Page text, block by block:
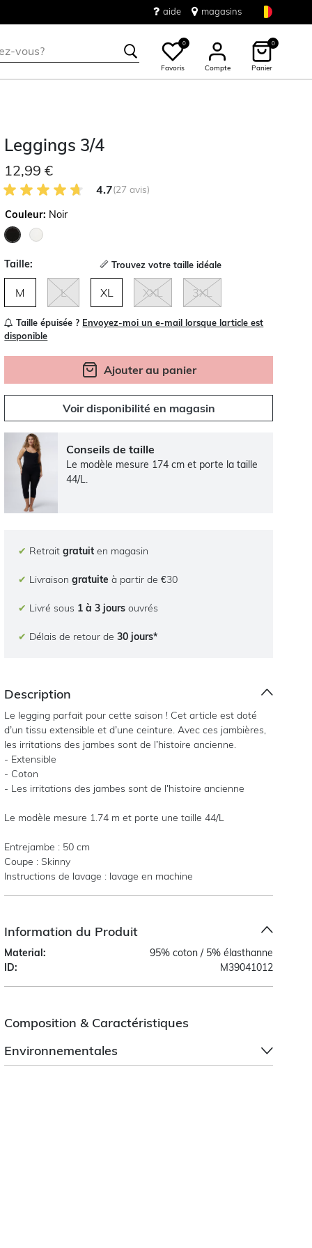
aide magasins
0
Favoris Compte
0
Panier
Leggings 3/4
12,99 €
4.7 sur 5 avis des clients
4.7(27 avis)
Couleur: Noir
Taille: Trouvez votre taille idéale
M L XL XXL 3XL
Taille épuisée ? Envoyez-moi un e-mail lorsque larticle est
disponible
Ajouter au panier
Voir disponibilité en magasin
Conseils de taille
Le modèle mesure 174 cm et porte la taille
44/L.
✔ Retraitgratuit en magasin
✔ Livraisongratuite à partir de €30
✔ Livré sous 1 à 3 jours ouvrés
✔ Délais de retour de30 jours*
Description
Le legging parfait pour cette saison ! Cet article est doté
d’un tissu extensible et d’une ceinture. Avec ces jambières,
les irritations des jambes sont de l’histoire ancienne.
- Extensible
- Coton
- Les irritations des jambes sont de l’histoire ancienne
Le modèle mesure 1.74 m et porte une taille 44/L
Entrejambe : 50 cm
Coupe : Skinny
Instructions de lavage : lavage en machine
Information du Produit
Material:
95% coton / 5% élasthanne
ID:
M39041012
Composition & Caractéristiques
Environnementales